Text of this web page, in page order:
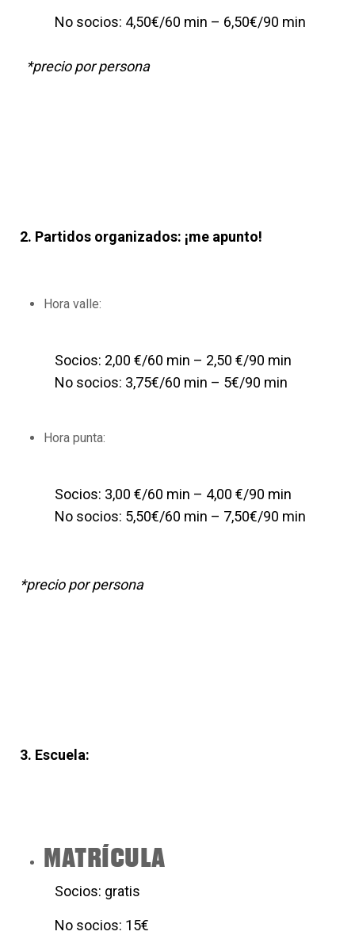
No socios: 4,50€/60 min – 6,50€/90 min
*precio por persona
2. Partidos organizados: ¡me apunto!
Hora valle:
Socios: 2,00 €/60 min – 2,50 €/90 min
No socios: 3,75€/60 min – 5€/90 min
Hora punta:
Socios: 3,00 €/60 min – 4,00 €/90 min
No socios: 5,50€/60 min – 7,50€/90 min
*precio por persona
3. Escuela:
MATRÍCULA
Socios: gratis
No socios: 15€